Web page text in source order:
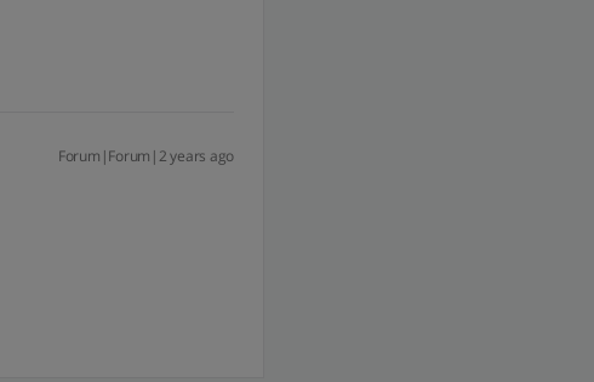
Forum|Forum|2 years ago